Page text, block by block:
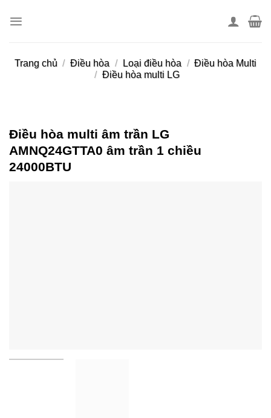
Trang chủ / Điều hòa / Loại điều hòa / Điều hòa Multi
/ Điều hòa multi LG
Điều hòa multi âm trần LG
AMNQ24GTTA0 âm trần 1 chiều
24000BTU